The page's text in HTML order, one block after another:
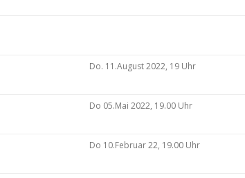
Do. 11.August 2022, 19 Uhr
Do 05.Mai 2022, 19.00 Uhr
Do 10.Februar 22, 19.00 Uhr